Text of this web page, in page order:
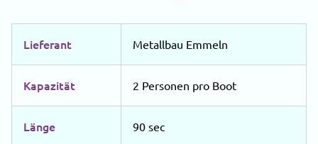
Lieferant Metallbau Emmeln
Kapazität 2 Personen pro Boot
Länge 90 sec